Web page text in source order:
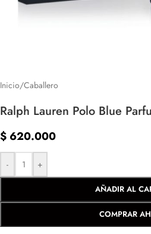
Inicio/Caballero
Ralph Lauren Polo Blue
$ 620.000
- +
AÑADIR AL
COMPRAR